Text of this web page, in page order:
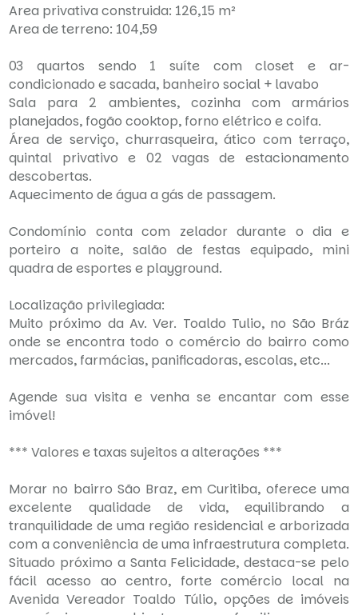
Area privativa construida: 126,15 m²
Area de terreno: 104,59
03 quartos sendo 1 suíte com closet e ar-
condicionado e sacada, banheiro social + lavabo
Sala para 2 ambientes, cozinha com armários
planejados, fogão cooktop, forno elétrico e coifa.
Área de serviço, churrasqueira, ático com terraço,
quintal privativo e 02 vagas de estacionamento
descobertas.
Aquecimento de água a gás de passagem.
Condomínio conta com zelador durante o dia e
porteiro a noite, salão de festas equipado, mini
quadra de esportes e playground.
Localização privilegiada:
Muito próximo da Av. Ver. Toaldo Tulio, no São Bráz
onde se encontra todo o comércio do bairro como
mercados, farmácias, panificadoras, escolas, etc...
Agende sua visita e venha se encantar com esse
imóvel!
*** Valores e taxas sujeitos a alterações ***
Morar no bairro São Braz, em Curitiba, oferece uma
excelente qualidade de vida, equilibrando a
tranquilidade de uma região residencial e arborizada
com a conveniência de uma infraestrutura completa.
Situado próximo a Santa Felicidade, destaca-se pelo
fácil acesso ao centro, forte comércio local na
Avenida Vereador Toaldo Túlio, opções de imóveis